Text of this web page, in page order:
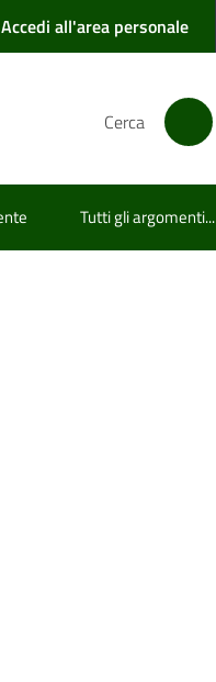
Accedi all'area personale
Cerca
Tutti gli argomenti...